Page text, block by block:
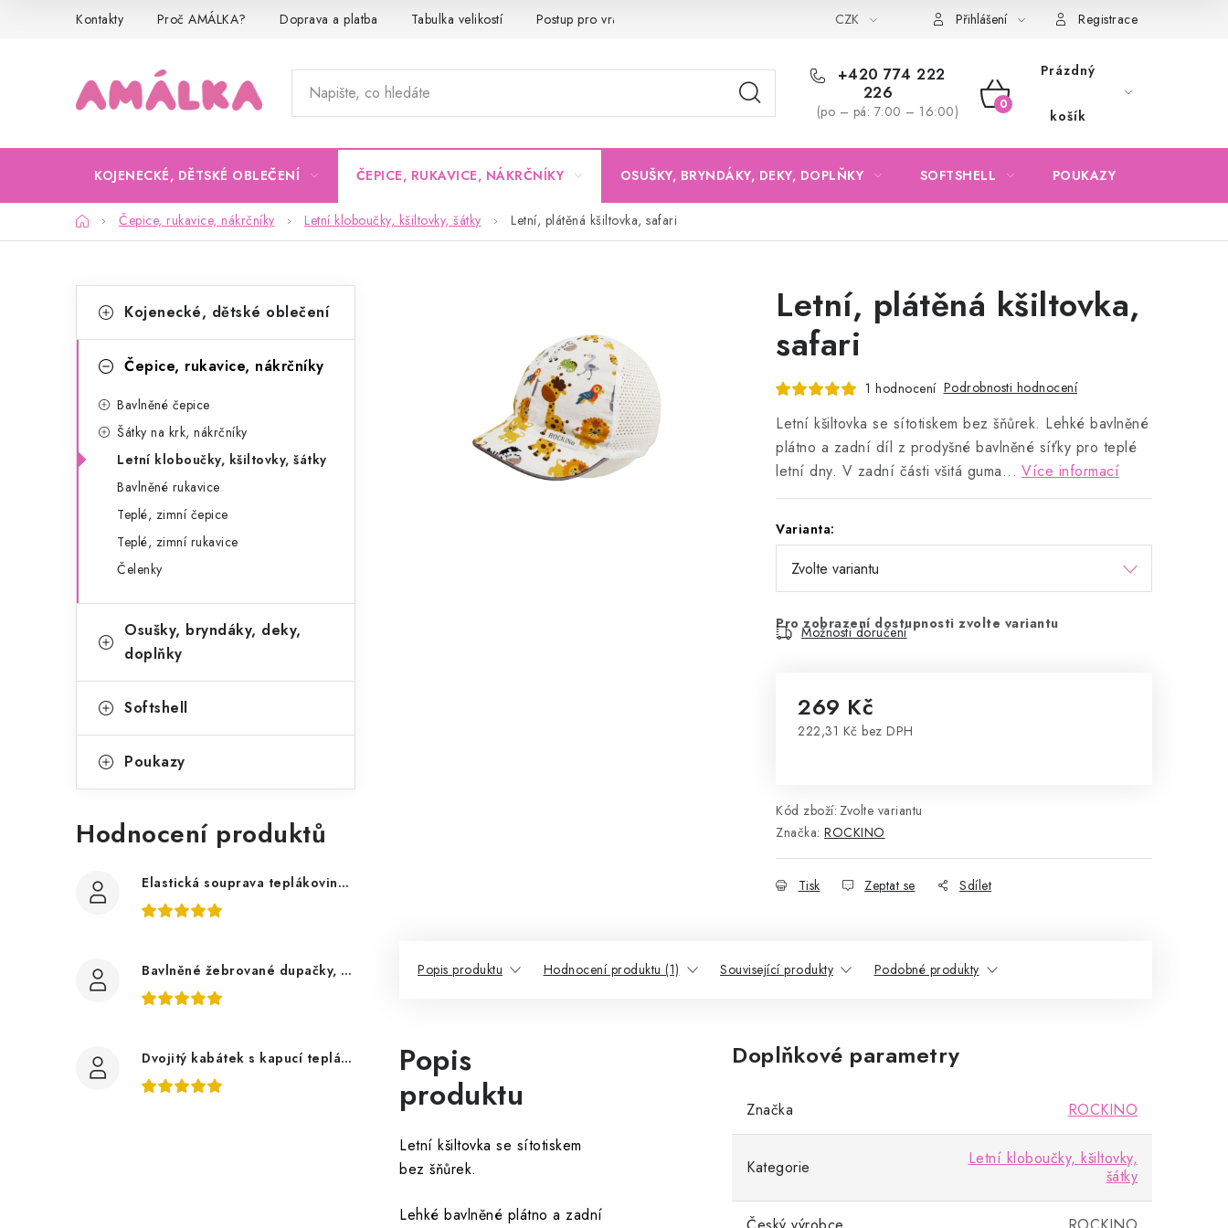
Kontakty Proč AMÁLKA? Doprava a platba Tabulka velikostí Postup pro vrácení a výměnu Obchodní podmínky Podmínky ochrany osobních údajů
CZK Přihlášení Registrace
+420 774 222
226
(po – pá: 7:00 – 16:00)
NÁKUPNÍ
Prázdný
košík
KOJENECKÉ, DĚTSKÉ OBLEČENÍ ČEPICE, RUKAVICE, NÁKRČNÍKY OSUŠKY, BRYNDÁKY, DEKY, DOPLŇKY SOFTSHELL POUKAZY
DomůČepice, rukavice, nákrčníky Letní kloboučky, kšiltovky, šátky Letní, plátěná kšiltovka, safari
o
a
p
n
kategorie
a
o
Kojenecké, dětské oblečení
Čepice, rukavice, nákrčníky
Bavlněné čepice
Šátky na krk, nákrčníky
Letní kloboučky, kšiltovky, šátky
Bavlněné rukavice
Teplé, zimní čepice
Teplé, zimní rukavice
Čelenky
Osušky, bryndáky, deky,
doplňky
Softshell
Poukazy
Hodnocení produktů
Elastická souprava teplákovina tmavě šedá, bagry
Bavlněné žebrované dupačky, zelené mojito
Dvojitý kabátek s kapucí teplákovina, auta
Letní, plátěná kšiltovka,
safari
1 hodnocení Podrobnosti hodnocení
Letní kšiltovka se sítotiskem bez šňůrek. Lehké bavlněné
plátno a zadní díl z prodyšné bavlněné síťky pro teplé
letní dny. V zadní části všitá guma... Více informací
Varianta:
Pro zobrazení dostupnosti zvolte variantu
Možnosti doručení
269 Kč
222,31 Kč bez DPH
Kód zboží: Zvolte variantu
Značka: ROCKINO
Tisk Zeptat se Sdílet
Popis produktu Hodnocení produktu (1) Související produkty Podobné produkty
Popis
produktu
Letní kšiltovka se sítotiskem
bez šňůrek.
Lehké bavlněné plátno a zadní
Doplňkové parametry
Značka ROCKINO
Kategorie
Letní kloboučky, kšiltovky,
šátky